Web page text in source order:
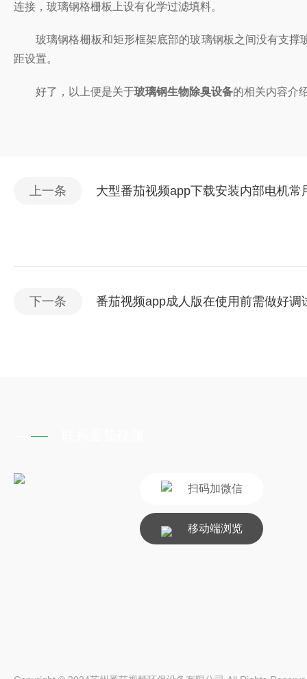
连接，玻璃钢格栅板上设有化学过滤填料。
玻璃钢格栅板和矩形框架底部的玻璃钢板之间没有支撑玻璃
距设置。
好了，以上便是关于玻璃钢生物除臭设备的相关内容介绍
上一条 大型番茄视频app下载安装内部电机常
下一条 番茄视频app成人版在使用前需做好调
扫码加微信
移动端浏览